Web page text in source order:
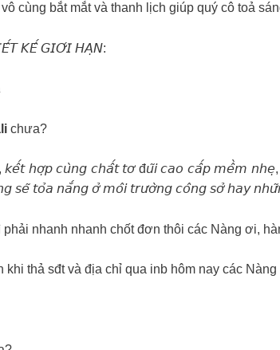
cùng bắt mắt và thanh lịch giúp quý cô toả
𝘒𝘌̂́ 𝘎𝘐𝘖̛́𝘐 𝘏𝘈̣𝘕:
chưa?
𝘩𝘰̛̣𝘱 𝘤𝘶̀𝘯𝘨 𝘤𝘩𝘢̂́𝘵 𝘵𝘰̛ đ𝘶̃𝘪 𝘤𝘢𝘰 𝘤𝘢̂́𝘱 𝘮𝘦̂̀𝘮 𝘯𝘩𝘦̣,
𝘴𝘦̃ 𝘵𝘰̉𝘢 𝘯𝘢̆́𝘯𝘨 𝘰̛̉ 𝘮𝘰̂𝘪 𝘵𝘳𝘶̛𝘰̛̀𝘯𝘨 𝘤𝘰̂𝘯𝘨 𝘴𝘰̛̉ 𝘩𝘢𝘺
phải nhanh nhanh chốt đơn thôi các Nàng ơi,
thả sđt và địa chỉ qua inb hôm nay các